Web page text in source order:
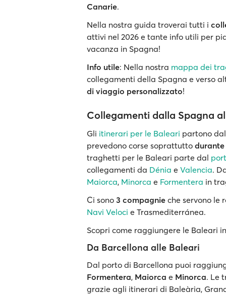
Canarie.
Nella nostra guida troverai tutti i
attivi nel 2026 e tante info utili per
vacanza in Spagna!
Info utile: Nella nostra mappa dei
collegamenti della Spagna e verso
di viaggio personalizzato!
Collegamenti dalla Spagna
Gli itinerari per le Baleari partono
prevedono corse soprattutto durante
traghetti per le Baleari parte dal
collegamenti da Dénia e Valencia.
Maiorca, Minorca e Formentera in
Ci sono 3 compagnie che servono le
Navi Veloci e Trasmediterránea.
Scopri come raggiungere le Baleari
Da Barcellona alle Baleari
Dal porto di Barcellona puoi
Formentera, Maiorca e Minorca. Le
grazie agli itinerari di Baleària,